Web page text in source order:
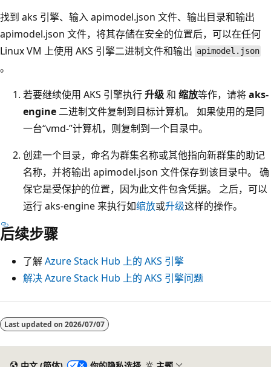
找到 aks 引擎、输入 apimodel.json 文件、输出目录和输出
apimodel.json 文件，将其存储在安全的位置后，可以在任何
Linux VM 上使用 AKS 引擎二进制文件和输出 apimodel.json
。
若要继续使用 AKS 引擎执行升级和 缩放等作，请将aks-
engine 二进制文件复制到目标计算机。 如果使用的是同
一台“vmd-”计算机，则复制到一个目录中。
创建一个目录，命名为群集名称或其他指向新群集的助记
名称，并将输出 apimodel.json 文件保存到该目录中。 确
保它是受保护的位置，因为此文件包含凭据。 之后，可以
运行 aks-engine 来执行如缩放或升级这样的操作。
后续步骤
了解Azure Stack Hub 上的 AKS 引擎
解决 Azure Stack Hub 上的 AKS 引擎问题
阅
读Last updated on 2026/07/07